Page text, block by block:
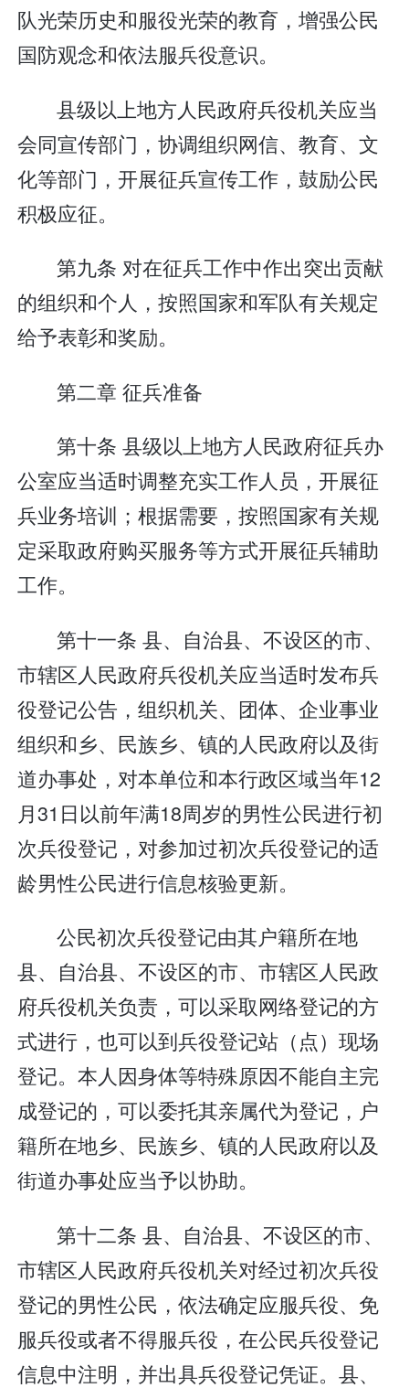
队光荣历史和服役光荣的教育，增强公民
国防观念和依法服兵役意识。
县级以上地方人民政府兵役机关应当
会同宣传部门，协调组织网信、教育、文
化等部门，开展征兵宣传工作，鼓励公民
积极应征。
第九条 对在征兵工作中作出突出贡献
的组织和个人，按照国家和军队有关规定
给予表彰和奖励。
第二章 征兵准备
第十条 县级以上地方人民政府征兵办
公室应当适时调整充实工作人员，开展征
兵业务培训；根据需要，按照国家有关规
定采取政府购买服务等方式开展征兵辅助
工作。
第十一条 县、自治县、不设区的市、
市辖区人民政府兵役机关应当适时发布兵
役登记公告，组织机关、团体、企业事业
组织和乡、民族乡、镇的人民政府以及街
道办事处，对本单位和本行政区域当年12
月31日以前年满18周岁的男性公民进行初
次兵役登记，对参加过初次兵役登记的适
龄男性公民进行信息核验更新。
公民初次兵役登记由其户籍所在地
县、自治县、不设区的市、市辖区人民政
府兵役机关负责，可以采取网络登记的方
式进行，也可以到兵役登记站（点）现场
登记。本人因身体等特殊原因不能自主完
成登记的，可以委托其亲属代为登记，户
籍所在地乡、民族乡、镇的人民政府以及
街道办事处应当予以协助。
第十二条 县、自治县、不设区的市、
市辖区人民政府兵役机关对经过初次兵役
登记的男性公民，依法确定应服兵役、免
服兵役或者不得服兵役，在公民兵役登记
信息中注明，并出具兵役登记凭证。县、